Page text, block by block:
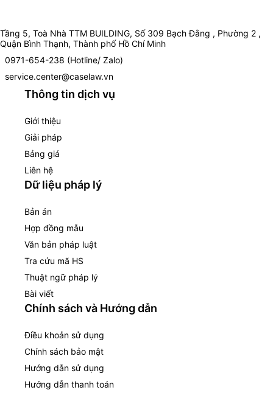
Tầng 5, Toà Nhà TTM BUILDING, Số 309 Bạch Đằng , Phường 2 ,
Quận Bình Thạnh, Thành phố Hồ Chí Minh
0971-654-238 (Hotline/ Zalo)
service.center@caselaw.vn
Thông tin dịch vụ
Giới thiệu
Giải pháp
Bảng giá
Liên hệ
Dữ liệu pháp lý
Bản án
Hợp đồng mẫu
Văn bản pháp luật
Tra cứu mã HS
Thuật ngữ pháp lý
Bài viết
Chính sách và Hướng dẫn
Điều khoản sử dụng
Chính sách bảo mật
Hướng dẫn sử dụng
Hướng dẫn thanh toán